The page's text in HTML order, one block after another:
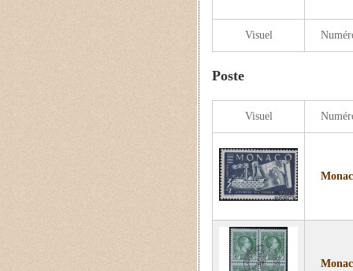
Visuel
Poste
Visuel